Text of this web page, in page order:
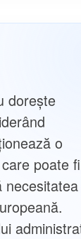
dorește
o
poate fi
necesitatea